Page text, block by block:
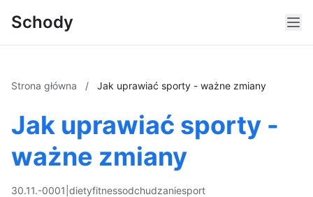
Schody
Strona główna / Jak uprawiać sporty - ważne zmiany
Jak uprawiać sporty -
ważne zmiany
30.11.-0001 dietyfitnessodchudzaniesport